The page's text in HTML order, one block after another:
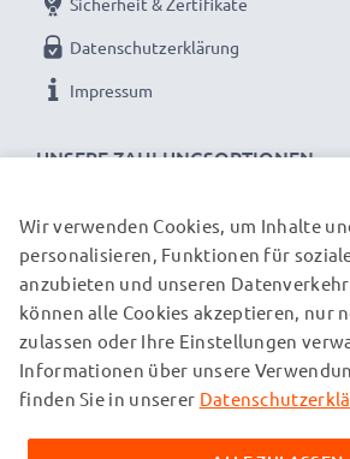
UNSERE ZAHLUNGSOPTIONEN
Datenschutzerklärung
Impressum
UNSERE VERSANDPARTNER
© subtel.ch 2026
Alle Preise verstehen sich inklusive
zuzüglich Versandkosten. Bitte beachten
Inhaber sind und ausschließlich zur
Wir verwenden Cookies, um Inhalte
personalisieren, Funktionen für
anzubieten und unseren
können alle Cookies akzeptieren, nur
zulassen oder Ihre Einstellungen
Informationen über unsere
finden Sie in unserer